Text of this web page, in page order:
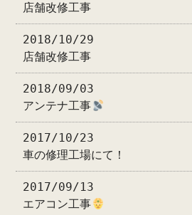
店舗改修工事
2018/10/29
店舗改修工事
2018/09/03
アンテナ工事
2017/10/23
車の修理工場にて！
2017/09/13
エアコン工事